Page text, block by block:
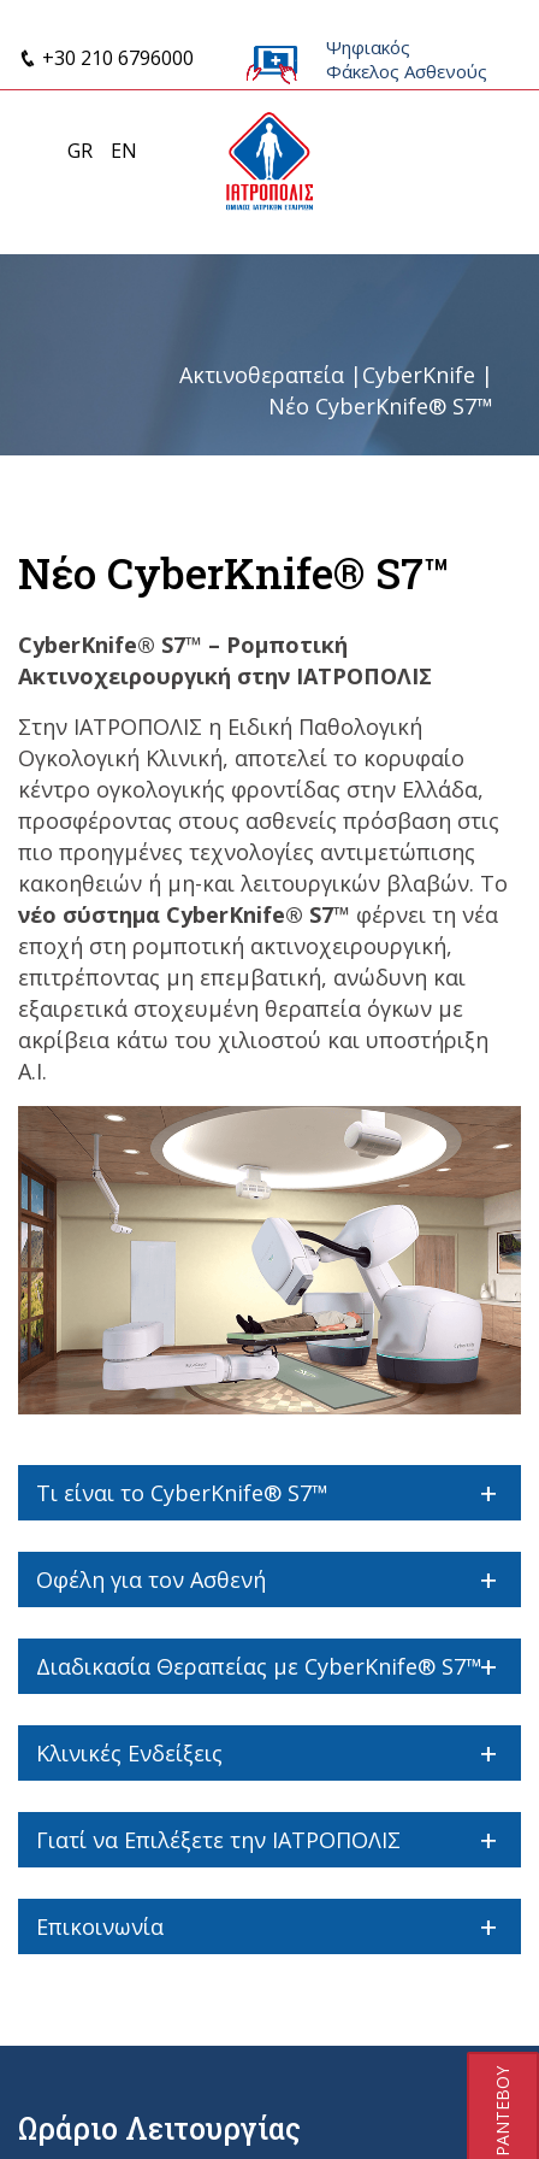
+30 210 6796000
GR EN
Ψηφιακός
Φάκελος Ασθενούς
Ακτινοθεραπεία | CyberKnife |
Νέο CyberKnife® S7™
Νέο CyberKnife® S7™
CyberKnife® S7™ – Ρομποτική
Ακτινοχειρουργική στην ΙΑΤΡΟΠΟΛΙΣ
Στην ΙΑΤΡΟΠΟΛΙΣ η Ειδική Παθολογική
Ογκολογική Κλινική, αποτελεί το κορυφαίο
κέντρο ογκολογικής φροντίδας στην Ελλάδα,
προσφέροντας στους ασθενείς πρόσβαση στις
πιο προηγμένες τεχνολογίες αντιμετώπισης
κακοηθειών ή μη-και λειτουργικών βλαβών. Το
νέο σύστημα CyberKnife® S7™ φέρνει τη νέα
εποχή στη ρομποτική ακτινοχειρουργική,
επιτρέποντας μη επεμβατική, ανώδυνη και
εξαιρετικά στοχευμένη θεραπεία όγκων με
ακρίβεια κάτω του χιλιοστού και υποστήριξη
A.I.
Τι είναι το CyberKnife® S7™
Οφέλη για τον Ασθενή
Διαδικασία Θεραπείας με CyberKnife® S7™
Κλινικές Ενδείξεις
Γιατί να Επιλέξετε την ΙΑΤΡΟΠΟΛΙΣ
Επικοινωνία
Ωράριο Λειτουργίας